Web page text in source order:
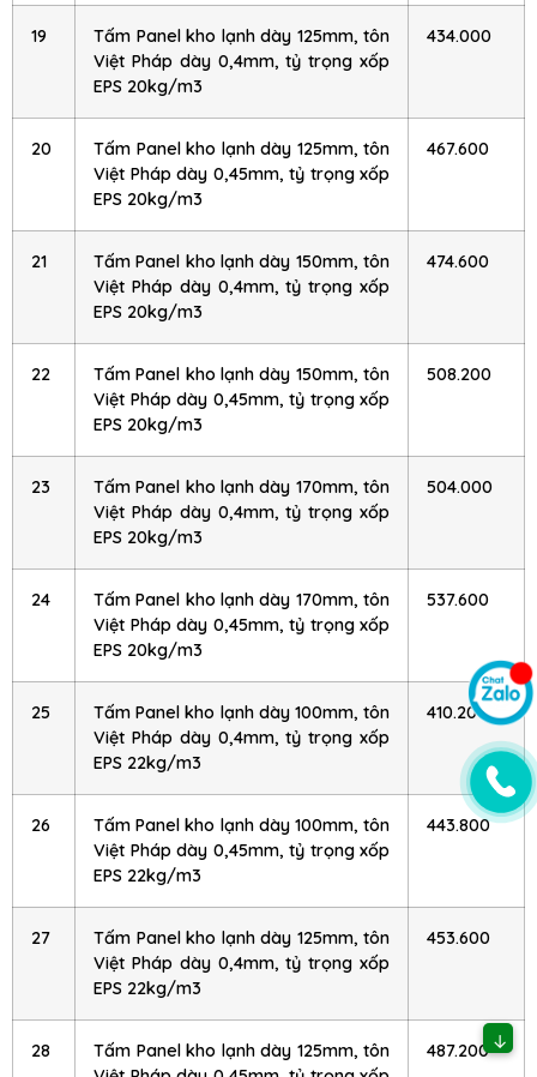
19
Tấm Panel kho lạnh dày 125mm, tôn
Việt Pháp dày 0,4mm, tỷ trọng xốp
EPS 20kg/m3
434.000
20
Tấm Panel kho lạnh dày 125mm, tôn
Việt Pháp dày 0,45mm, tỷ trọng xốp
EPS 20kg/m3
467.600
21
Tấm Panel kho lạnh dày 150mm, tôn
Việt Pháp dày 0,4mm, tỷ trọng xốp
EPS 20kg/m3
474.600
22
Tấm Panel kho lạnh dày 150mm, tôn
Việt Pháp dày 0,45mm, tỷ trọng xốp
EPS 20kg/m3
508.200
23
Tấm Panel kho lạnh dày 170mm, tôn
Việt Pháp dày 0,4mm, tỷ trọng xốp
EPS 20kg/m3
504.000
24
Tấm Panel kho lạnh dày 170mm, tôn
Việt Pháp dày 0,45mm, tỷ trọng xốp
EPS 20kg/m3
537.600
25
Tấm Panel kho lạnh dày 100mm, tôn
Việt Pháp dày 0,4mm, tỷ trọng xốp
EPS 22kg/m3
410.200
26
Tấm Panel kho lạnh dày 100mm, tôn
Việt Pháp dày 0,45mm, tỷ trọng xốp
EPS 22kg/m3
443.800
27
Tấm Panel kho lạnh dày 125mm, tôn
Việt Pháp dày 0,4mm, tỷ trọng xốp
EPS 22kg/m3
453.600
28
Tấm Panel kho lạnh dày 125mm, tôn
487.200 ↓